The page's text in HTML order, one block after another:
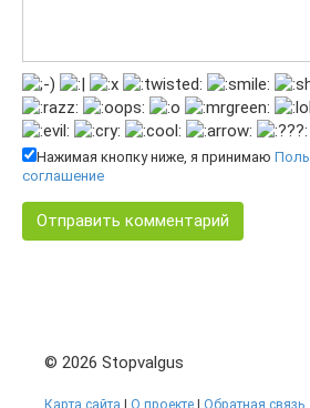
Нажимая кнопку ниже, я принимаю
соглашение
© 2026 Stopvalgus
Карта сайта | О проекте | Обратная связь